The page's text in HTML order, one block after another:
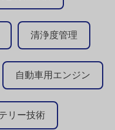
清浄度管理
自動車用エンジン
リー技術